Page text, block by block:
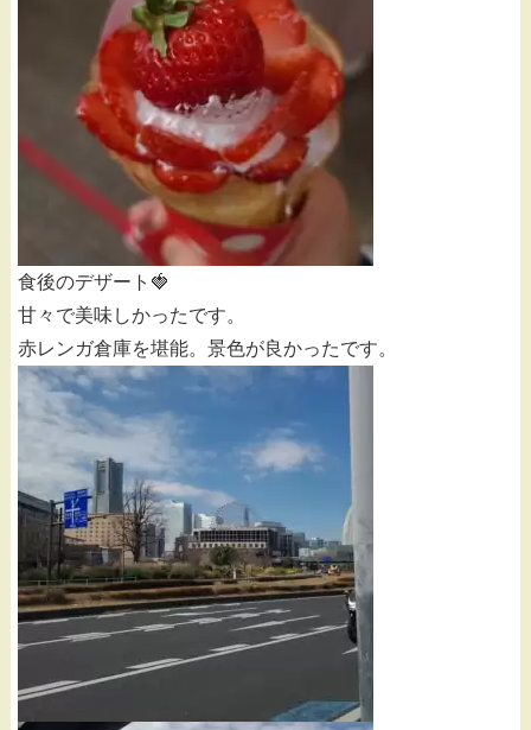
食後のデザート🍓
甘々で美味しかったです。
赤レンガ倉庫を堪能。景色が良かったです。